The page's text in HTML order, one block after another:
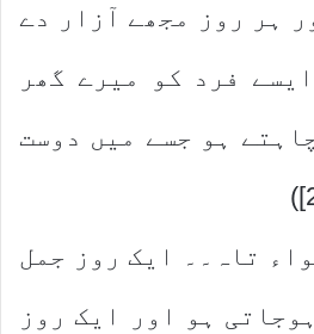
ہر روز مجھے آزار دے
فرد کو میرے گھر
ہو جسے میں دوست
تاہ۔۔ ایک روز جمل
ہو اور ایک روز